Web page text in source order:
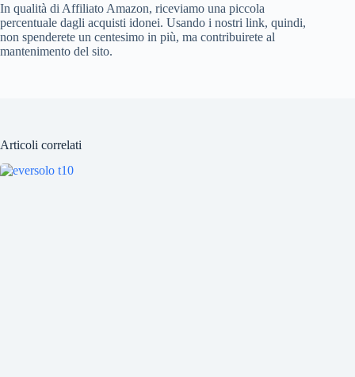
In qualità di Affiliato Amazon, riceviamo una piccola
percentuale dagli acquisti idonei. Usando i nostri link, quindi,
non spenderete un centesimo in più, ma contribuirete al
mantenimento del sito.
Articoli correlati